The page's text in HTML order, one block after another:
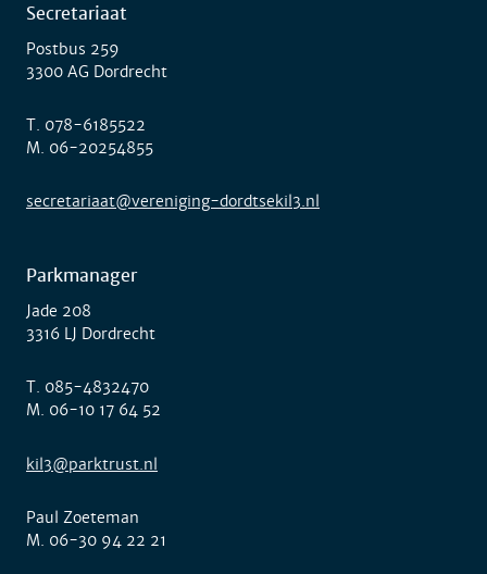
Secretariaat
Postbus 259
3300 AG Dordrecht
T. 078-6185522
M. 06-20254855
secretariaat@vereniging-dordtsekil3.nl
Parkmanager
Jade 208
3316 LJ Dordrecht
T. 085-4832470
M. 06-10 17 64 52
kil3@parktrust.nl
Paul Zoeteman
M. 06-30 94 22 21